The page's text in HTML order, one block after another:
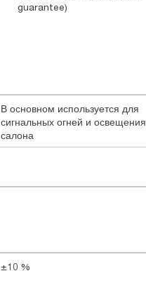
guarantee)
В основном используется для
сигнальных огней и освещения
салона
±10 %